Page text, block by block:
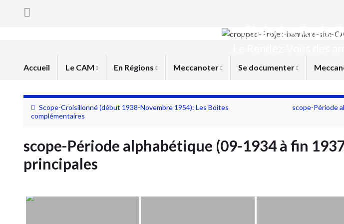
Club des Amis
Accueil Le CAM En Régions Meccanoter Se documenter
Scope-Croisillonné (début 1938-Novembre 1954): Les Boites
complémentaires
scope-Période
scope-Période alphabétique (09-1934 à fin
principales